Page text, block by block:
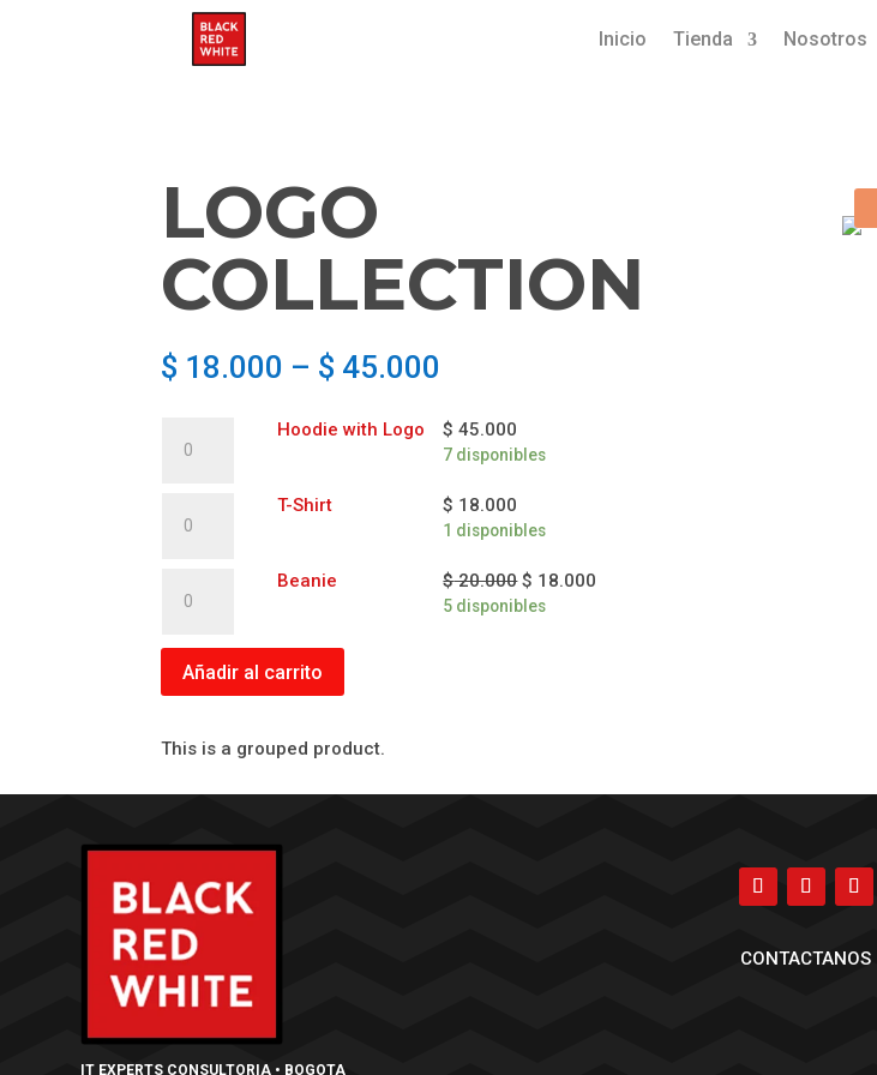
Inicio Tienda Nosotros
LOGO
COLLECTION
$ 18.000 – $ 45.000
with
Hoodie with Logo $ 45.000
7 disponibles
Shirt
T-Shirt $ 18.000
1 disponibles
cantidad
Beanie $20.000 $ 18.000
5 disponibles
Añadir al carrito
This is a grouped product.
IT EXPERTS CONSULTORIA • BOGOTA
CONTACTANOS